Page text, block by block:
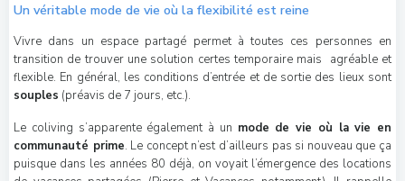
Un véritable mode de vie où la flexibilité est reine
Vivre dans un espace partagé permet à toutes ces personnes en
transition de trouver une solution certes temporaire mais agréable et
flexible. En général, les conditions d’entrée et de sortie des lieux sont
souples (préavis de 7 jours, etc.).
Le coliving s’apparente également à un mode de vie où la vie en
communauté prime. Le concept n’est d’ailleurs pas si nouveau que ça
puisque dans les années 80 déjà, on voyait l’émergence des locations